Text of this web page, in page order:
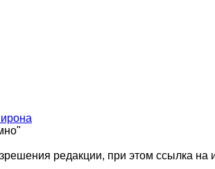
редакции, при этом ссылка на